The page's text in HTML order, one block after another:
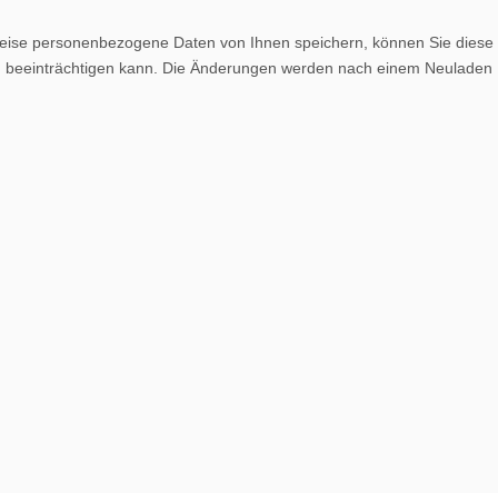
personenbezogene Daten von Ihnen speichern, können Sie diese
kann. Die Änderungen werden nach einem Neuladen